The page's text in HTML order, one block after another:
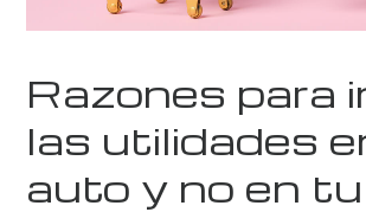
Razones para
las utilidades
auto y no en